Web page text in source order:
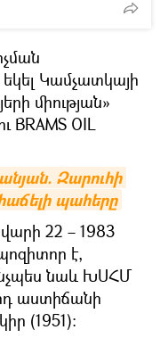
Կամչատկայի
միության»
BRAMS OIL
Զարուհի
պահերը
22 – 1983
է,
նաև ԽՍՀՄ
աստիճանի
(1951)։